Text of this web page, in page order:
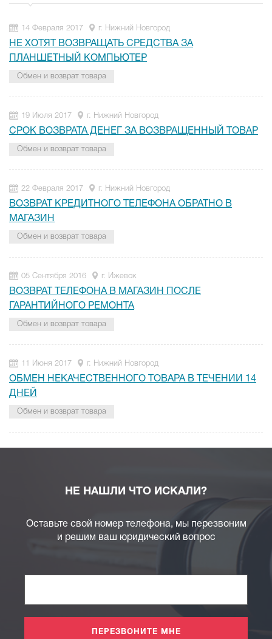
14 Февраля 2017 г. Нижний Новгород
НЕ ХОТЯТ ВОЗВРАЩАТЬ СРЕДСТВА ЗА
ПЛАНШЕТНЫЙ КОМПЬЮТЕР
Обмен и возврат товара
19 Июля 2017 г. Нижний Новгород
СРОК ВОЗВРАТА ДЕНЕГ ЗА ВОЗВРАЩЕННЫЙ ТОВАР
Обмен и возврат товара
22 Февраля 2017 г. Нижний Новгород
ВОЗВРАТ КРЕДИТНОГО ТЕЛЕФОНА ОБРАТНО В
МАГАЗИН
Обмен и возврат товара
05 Сентября 2016 г. Ижевск
ВОЗВРАТ ТЕЛЕФОНА В МАГАЗИН ПОСЛЕ
ГАРАНТИЙНОГО РЕМОНТА
Обмен и возврат товара
11 Июня 2017 г. Нижний Новгород
ОБМЕН НЕКАЧЕСТВЕННОГО ТОВАРА В ТЕЧЕНИИ 14
ДНЕЙ
Обмен и возврат товара
НЕ НАШЛИ ЧТО ИСКАЛИ?
Оставьте свой номер телефона, мы перезвоним
и решим ваш юридический вопрос
ПЕРЕЗВОНИТЕ МНЕ